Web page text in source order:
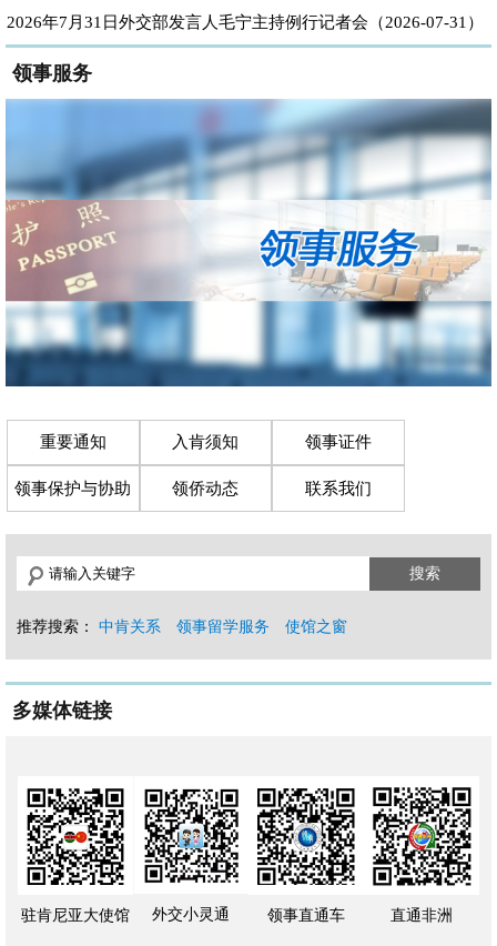
2026年7月31日外交部发言人毛宁主持例行记者会（2026-07-31）
领事服务
重要通知 入肯须知 领事证件
领事保护与协助 领侨动态 联系我们
搜索
推荐搜索： 中肯关系 领事留学服务 使馆之窗
多媒体链接
驻肯尼亚大使馆 外交小灵通 领事直通车 直通非洲